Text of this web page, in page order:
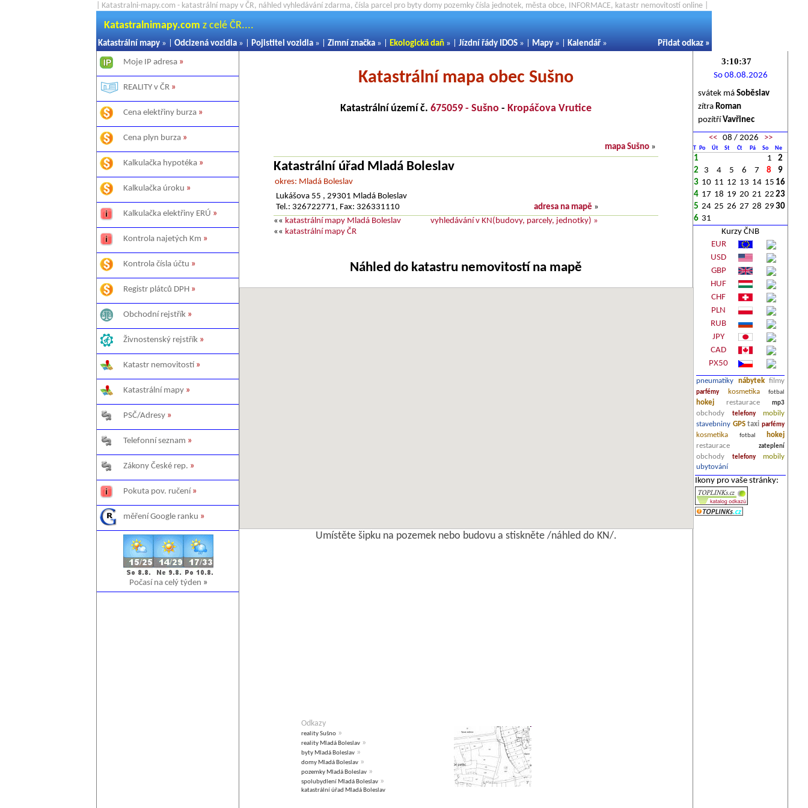
| Katastralni-mapy.com - katastrální mapy v ČR, náhled vyhledávání zdarma, čísla parcel pro byty domy pozemky čísla jednotek, města obce, INFORMACE, katastr nemovitostí online |
Katastralnimapy.com z celé ČR....
Katastrální mapy » | Odcizená vozidla » | Pojistitel vozidla » | Zimní značka » | Ekologická daň » | Jízdní řády IDOS » | Mapy » | Kalendář » Přidat odkaz »
Moje IP adresa »
REALITY v ČR »
Cena elektřiny burza »
Cena plyn burza »
Kalkulačka hypotéka »
Kalkulačka úroku »
Kalkulačka elektřiny ERÚ »
Kontrola najetých Km »
Kontrola čísla účtu »
Registr plátců DPH »
Obchodní rejstřík »
Živnostenský rejstřík »
Katastr nemovitostí »
Katastrální mapy »
PSČ/Adresy »
Telefonní seznam »
Zákony České rep. »
Pokuta pov. ručení »
měření Google ranku »
Počasí na celý týden »
Katastrální mapa obec Sušno
Katastrální území č. 675059 - Sušno - Kropáčova Vrutice
mapa Sušno »
Katastrální úřad Mladá Boleslav
okres: Mladá Boleslav
Lukášova 55 , 29301 Mladá Boleslav
Tel.: 326722771, Fax: 326331110
adresa na mapě »
«« katastrální mapy Mladá Boleslav
«« katastrální mapy ČR
vyhledávání v KN(budovy, parcely, jednotky) »
Náhled do katastru nemovitostí na mapě
Umístěte šipku na pozemek nebo budovu a stiskněte /náhled do KN/.
Odkazy
reality Sušno »
reality Mladá Boleslav »
byty Mladá Boleslav »
domy Mladá Boleslav »
pozemky Mladá Boleslav »
spolubydlení Mladá Boleslav »
katastrální úřad Mladá Boleslav
So 08.08.2026
svátek má Soběslav
zítra Roman
pozítří Vavřinec
<<08 / 2026 >>
T Po Út St Čt Pá So Ne
1 1
2
2
3 4 5 6 7 8
9
3 10 11 12 13 14 15 16
4 17 18 19 20 21 22 23
5 24 25 26 27 28 29 30
6 31
Kurzy ČNB
EUR
USD
GBP
HUF
CHF
PLN
RUB
JPY
CAD
PX50
pneumatiky nábytek filmy
parfémy kosmetika fotbal
hokej restaurace mp3
obchody telefony
mobily
stavebniny GPS taxi parfémy
kosmetika fotbal
hokej
restaurace
zateplení
obchody telefony
mobily
ubytování
Ikony pro vaše stránky: